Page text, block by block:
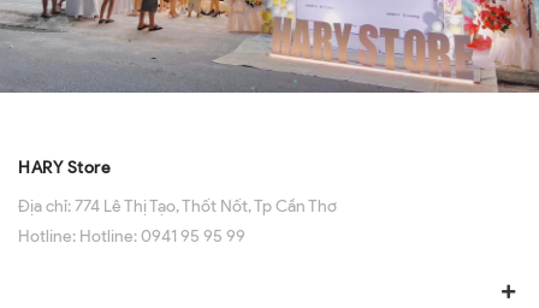
HARY Store
Địa chỉ:774 Lê Thị Tạo, Thốt Nốt, Tp Cần Thơ
Hotline: Hotline: 0941 95 95 99